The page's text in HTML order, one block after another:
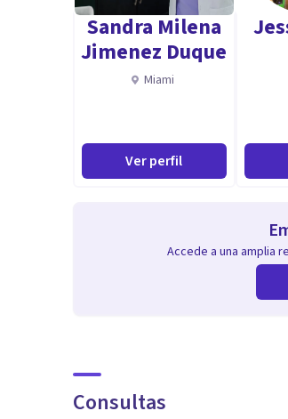
¿En qué puedo trabajar contigo? 😉
👉 Descubrir y modificar las
afectando negativamente a tu
👉 Regular tus emociones y
👉 Mejorar tus habilidades
liderar a tu equipo.
Psicóloga Coach experta en
Docente especialista en
Sandra Milena
Jimenez Duque
Miami
Ver perfil
Accede a una amplia
Consultas